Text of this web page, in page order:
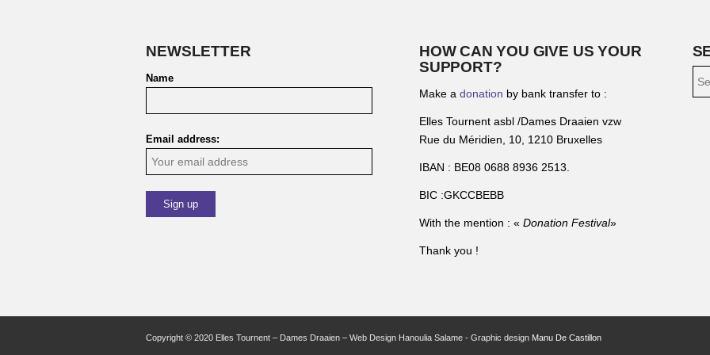
NEWSLETTER
Name
Email address:
HOW CAN YOU GIVE US YOUR
SUPPORT?
Make a donation by bank transfer to :
Elles Tournent asbl /Dames Draaien vzw
Rue du Méridien, 10, 1210 Bruxelles
IBAN : BE08 0688 8936 2513.
BIC :GKCCBEBB
With the mention : « Donation Festival»
Thank you !
Copyright © 2020 Elles Tournent – Dames Draaien – Web Design Hanoulia Salame - Graphic design Manu De Castillon